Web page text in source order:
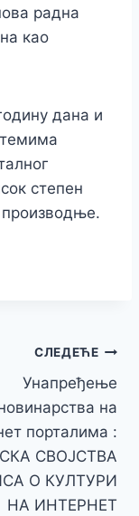
радна
као
дана и
степен
производње.
СЛЕДЕЋЕ
Унапређење
на
порталима :
СВОЈСТВА
О КУЛТУРИ
НА ИНТЕРНЕТ